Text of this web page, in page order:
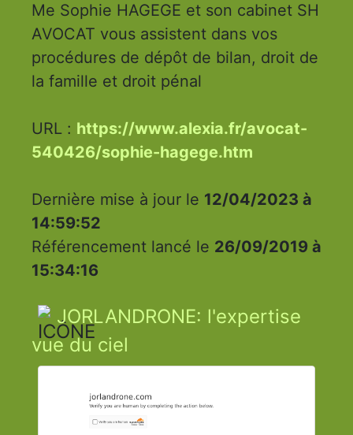
Me Sophie HAGEGE et son cabinet SH
AVOCAT vous assistent dans vos
procédures de dépôt de bilan, droit de
la famille et droit pénal
URL : https://www.alexia.fr/avocat-
540426/sophie-hagege.htm
Dernière mise à jour le 12/04/2023 à
14:59:52
Référencement lancé le 26/09/2019 à
15:34:16
JORLANDRONE: l'expertise
vue du ciel